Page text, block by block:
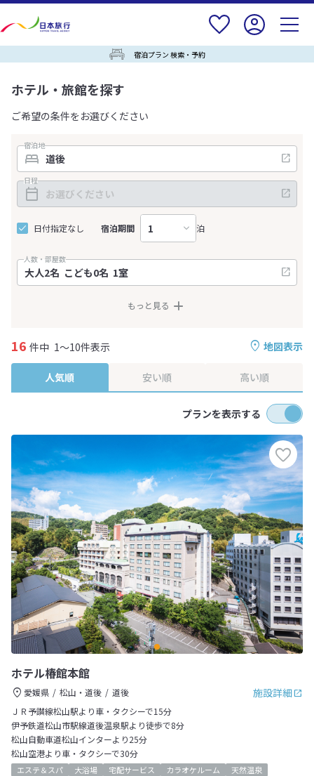
宿泊プラン 検索・予約
ホテル・旅館を探す
ご希望の条件をお選びください
宿泊地
日程
日付指定なし 宿泊期間 泊
人数・部屋数
もっと見る
地図表示
16 件中 1～10件表示
人気順 安い順 高い順
プランを表示する
ホテル椿館本館
施設詳細
愛媛県 松山・道後
道後
ＪＲ予讃線松山駅より車・タクシーで15分
伊予鉄道松山市駅線道後温泉駅より徒歩で8分
松山自動車道松山インターより25分
松山空港より車・タクシーで30分
エステ＆スパ 大浴場 宅配サービス カラオケルーム
天然温泉